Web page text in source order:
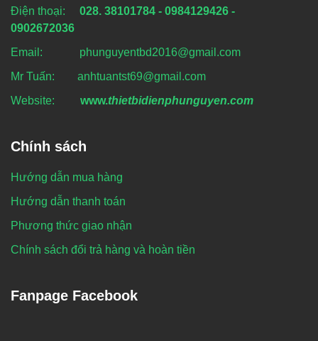
Điện thoại: 028. 38101784 - 0984129426 -
0902672036
Email: phunguyentbd2016@gmail.com
Mr Tuấn: anhtuantst69@gmail.com
Website:
www.thietbidienphunguyen.com
Chính sách
Hướng dẫn mua hàng
Hướng dẫn thanh toán
Phương thức giao nhận
Chính sách đổi trả hàng và hoàn tiền
Fanpage Facebook